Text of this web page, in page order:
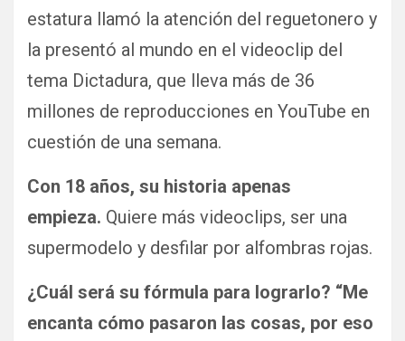
estatura llamó la atención del reguetonero y
la presentó al mundo en el videoclip del
tema Dictadura, que lleva más de 36
millones de reproducciones en YouTube en
cuestión de una semana.
Con 18 años, su historia apenas
empieza. Quiere más videoclips, ser una
supermodelo y desfilar por alfombras rojas.
¿Cuál será su fórmula para lograrlo? “Me
encanta cómo pasaron las cosas, por eso